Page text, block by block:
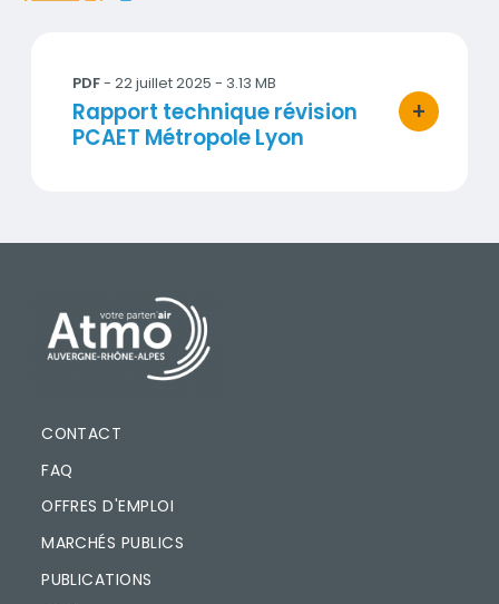
PDF- 22 juillet 2025 - 3.13 MB
Titre
Rapport technique révision
PCAET Métropole Lyon
+
bouton
PIED DE PAGE
CONTACT
FAQ
OFFRES D'EMPLOI
MARCHÉS PUBLICS
PUBLICATIONS